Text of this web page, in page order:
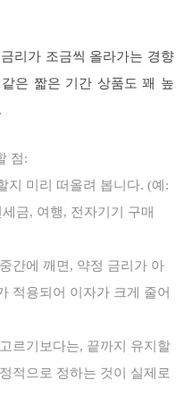
리가 조금씩 올라가는 경향
은 짧은 기간 상품도 꽤 높
점:
지 미리 떠올려 봅니다. (예:
금, 여행, 전자기기 구매
간에 깨면, 약정 금리가 아
적용되어 이자가 크게 줄어
르기보다는, 끝까지 유지할
적으로 정하는 것이 실제로